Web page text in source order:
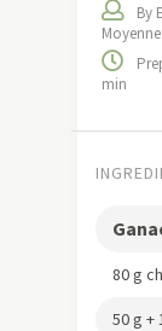
By
Moyenne
min
80 g
50 g +